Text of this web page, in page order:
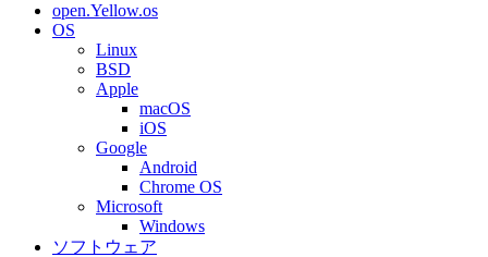
open.Yellow.os
OS
Linux
BSD
Apple
macOS
iOS
Google
Android
Chrome OS
Microsoft
Windows
ソフトウェア